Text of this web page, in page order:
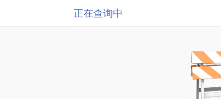
正在查询中